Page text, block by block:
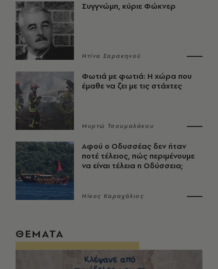
Συγγνώμη, κύριε Φώκνερ
Ντίνα Σαρακηνού
Φωτιά με φωτιά: Η χώρα που
έμαθε να ζει με τις στάχτες
Μυρτώ Τσουμαλάκου
Αφού ο Οδυσσέας δεν ήταν
ποτέ τέλειος, πώς περιμένουμε
να είναι τέλεια η Οδύσσεια;
Νίκος Καραχάλιος
ΘΕΜΑΤΑ